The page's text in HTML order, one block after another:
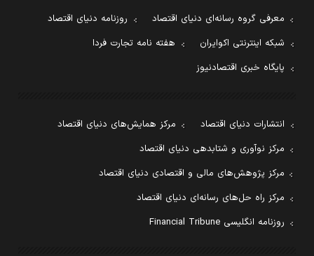
معرفی گروه رسانه‌ای دنیای اقتصاد
روزنامه دنیای اقتصاد
شبکه اینترنتی اکوایران
هفته نامه تجارت فردا
پایگاه خبری اقتصادنیوز
انتشارات دنیای اقتصاد
مرکز همایش‌های دنیای اقتصاد
مرکز نوآوری و شتابدهی دنیای اقتصاد
مرکز پژوهش‌های مالی و اقتصادی دنیای اقتصاد
مرکز راه حل‌های رسانه‌ای دنیای اقتصاد
روزنامه انگلیسی Financial Tribune